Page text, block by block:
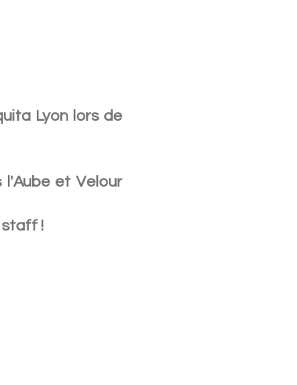
Lyon lors de
l'Aube et Velour
staff !